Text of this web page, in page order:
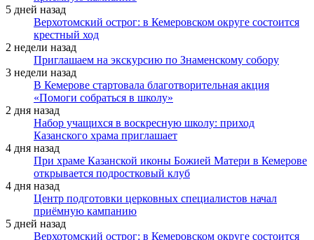
5 дней назад
Верхотомский острог: в Кемеровском округе состоится
крестный ход
2 недели назад
Приглашаем на экскурсию по Знаменскому собору
3 недели назад
В Кемерове стартовала благотворительная акция
«Помоги собраться в школу»
2 дня назад
Набор учащихся в воскресную школу: приход
Казанского храма приглашает
4 дня назад
При храме Казанской иконы Божией Матери в Кемерове
открывается подростковый клуб
4 дня назад
Центр подготовки церковных специалистов начал
приёмную кампанию
5 дней назад
Верхотомский острог: в Кемеровском округе состоится